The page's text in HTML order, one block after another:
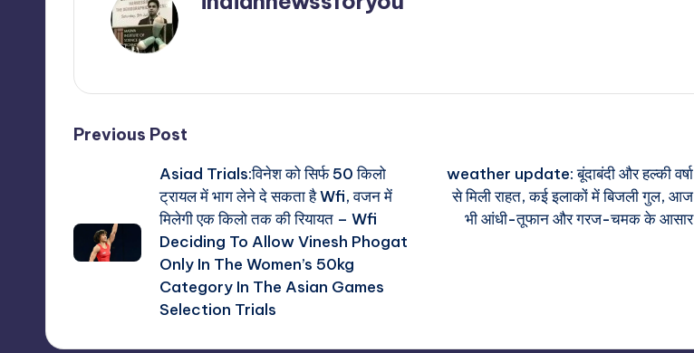
Post
navigation
Previous Post
Asiad Trials:विनेश को सिर्फ 50 किलो
ट्रायल में भाग लेने दे सकता है Wfi, वजन में
मिलेगी एक किलो तक की रियायत – Wfi
Deciding To Allow Vinesh Phogat
Only In The Women’s 50kg
Category In The Asian Games
Selection Trials
weather update: बूंदाबंदी और हल्की वर्षा
से मिली राहत, कई इलाकों में बिजली गुल, आज
भी आंधी-तूफान और गरज-चमक के आसार